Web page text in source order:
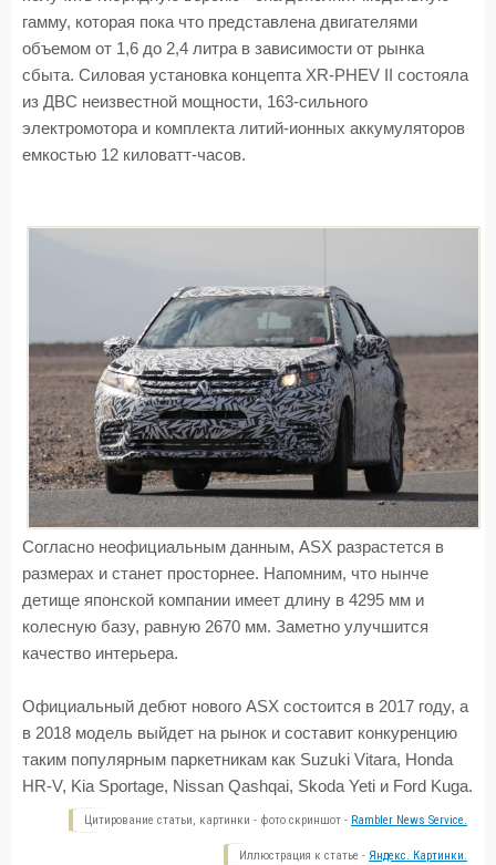
гамму, которая пока что представлена двигателями
объемом от 1,6 до 2,4 литра в зависимости от рынка
сбыта. Силовая установка концепта XR-PHEV II состояла
из ДВС неизвестной мощности, 163-сильного
электромотора и комплекта литий-ионных аккумуляторов
емкостью 12 киловатт-часов.
Согласно неофициальным данным, ASX разрастется в
размерах и станет просторнее. Напомним, что нынче
детище японской компании имеет длину в 4295 мм и
колесную базу, равную 2670 мм. Заметно улучшится
качество интерьера.
Официальный дебют нового ASX состоится в 2017 году, а
в 2018 модель выйдет на рынок и составит конкуренцию
таким популярным паркетникам как Suzuki Vitara, Honda
HR-V, Kia Sportage, Nissan Qashqai, Skoda Yeti и Ford Kuga.
Цитирование статьи, картинки - фото скриншот - Rambler News Service.
Иллюстрация к статье - Яндекс. Картинки.